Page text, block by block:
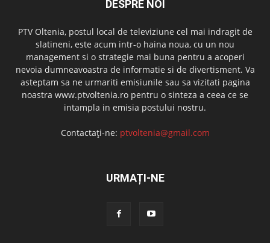
DESPRE NOI
PTV Oltenia, postul local de televiziune cel mai indragit de
slatineni, este acum intr-o haina noua, cu un nou
management si o strategie mai buna pentru a acoperi
nevoia dumneavoastra de informatie si de divertisment. Va
asteptam sa ne urmariti emisiunile sau sa vizitati pagina
noastra www.ptvoltenia.ro pentru o sinteza a ceea ce se
intampla in emisia postului nostru.
Contactați-ne: ptvoltenia@gmail.com
URMAȚI-NE